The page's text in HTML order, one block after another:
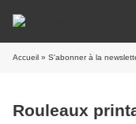
Accueil » S'abonner à la
Rouleaux